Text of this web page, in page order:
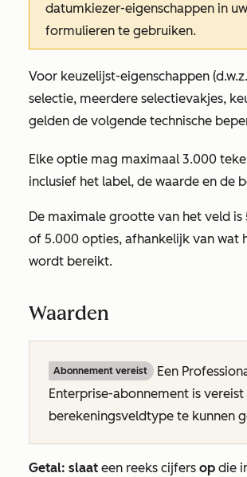
datumkiezer-eigenschappen in uw
formulieren te gebruiken.
Voor keuzelijst-eigenschappen
selectie, meerdere selectievakjes,
gelden de volgende technische
Elke optie mag maximaal 3.000
inclusief het label, de waarde en de
De maximale grootte van het veld is
of 5.000 opties, afhankelijk van wat
wordt bereikt.
Waarden
Abonnement vereist Een
Enterprise-abonnement is
berekeningsveldtype te kunnen
Getal: slaat een reeks cijfers op die